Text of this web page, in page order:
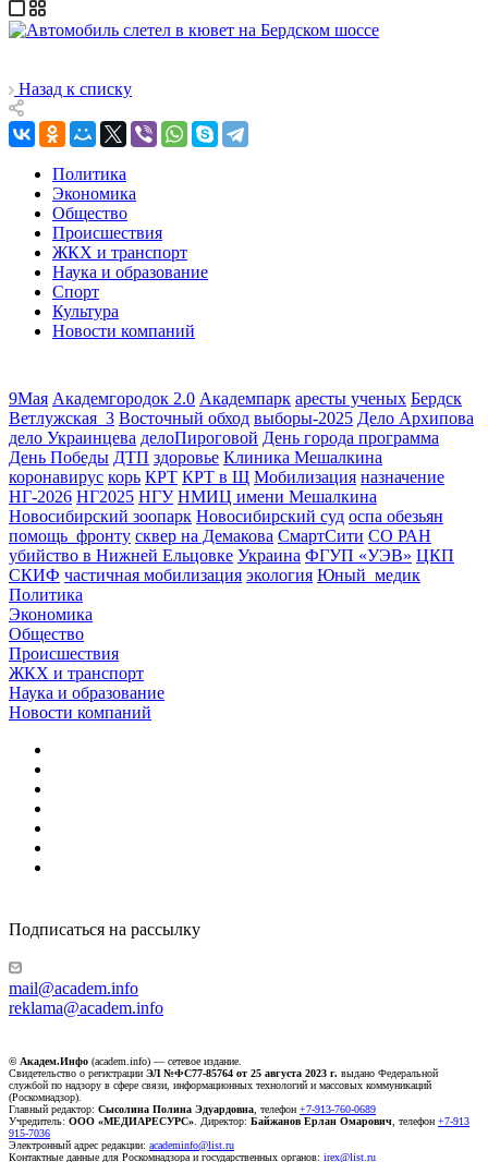
Назад к списку
Политика
Экономика
Общество
Происшествия
ЖКХ и транспорт
Наука и образование
Спорт
Культура
Новости компаний
9Мая Академгородок 2.0 Академпарк аресты ученых Бердск
Ветлужская_3 Восточный обход выборы-2025 Дело Архипова
дело Украинцева делоПироговой День города программа
День Победы ДТП здоровье Клиника Мешалкина
коронавирус корь КРТ КРТ в Щ Мобилизация назначение
НГ-2026 НГ2025 НГУ НМИЦ имени Мешалкина
Новосибирский зоопарк Новосибирский суд оспа обезьян
помощь_фронту сквер на Демакова СмартСити СО РАН
убийство в Нижней Ельцовке Украина ФГУП «УЭВ» ЦКП
СКИФ частичная мобилизация экология Юный_медик
Политика
Экономика
Общество
Происшествия
ЖКХ и транспорт
Наука и образование
Новости компаний
Подписаться на рассылку
mail@academ.info
reklama@academ.info
© Академ.Инфо (academ.info) — сетевое издание.
Свидетельство о регистрации ЭЛ №ФС77-85764 от 25 августа 2023 г. выдано Федеральной
службой по надзору в сфере связи, информационных технологий и массовых коммуникаций
(Роскомнадзор).
Главный редактор: Сысолина Полина Эдуардовна , телефон +7-913-760-0689
Учредитель: ООО «МЕДИАРЕСУРС» . Директор: Байжанов Ерлан Омарович , телефон +7-913
915-7036
Электронный адрес редакции: academinfo@list.ru
Контактные данные для Роскомнадзора и государственных органов: irex@list.ru